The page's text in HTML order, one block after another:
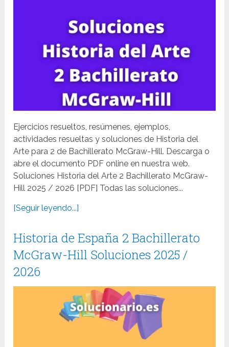
Ejercicios resueltos, resúmenes, ejemplos,
actividades resueltas y soluciones de Historia del
Arte para 2 de Bachillerato McGraw-Hill. Descarga o
abre el documento PDF online en nuestra web.
Soluciones Historia del Arte 2 Bachillerato McGraw-
Hill 2025 / 2026 [PDF] Todas las soluciones...
[Seguir leyendo...]
Historia de España 2 Bachillerato
McGraw-Hill Soluciones 2025 /
2026